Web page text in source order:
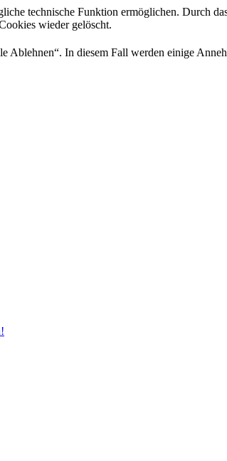
technische Funktion ermöglichen. Durch
wieder gelöscht.
In diesem Fall werden einige